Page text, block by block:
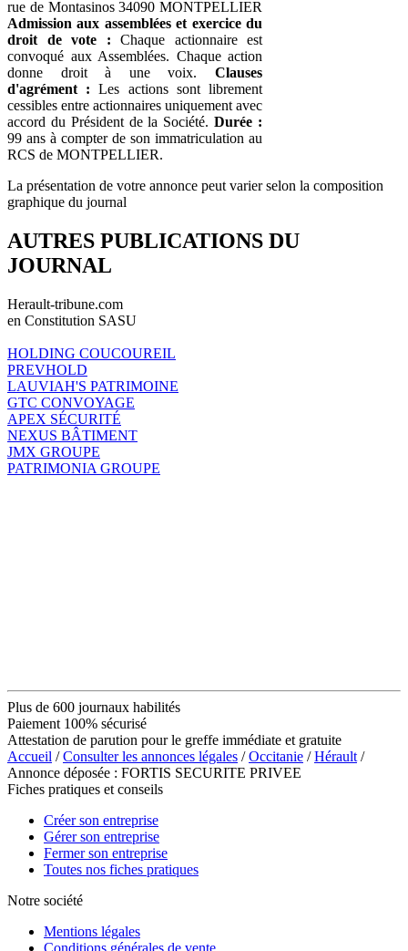
rue de Montasinos 34090 MONTPELLIER
Admission aux assemblées et exercice du
droit de vote : Chaque actionnaire est
convoqué aux Assemblées. Chaque action
donne droit à une voix. Clauses
d'agrément : Les actions sont librement
cessibles entre actionnaires uniquement avec
accord du Président de la Société.Durée :
99 ans à compter de son immatriculation au
RCS de MONTPELLIER.
La présentation de votre annonce peut varier selon la composition
graphique du journal
AUTRES PUBLICATIONS DU
JOURNAL
Herault-tribune.com
en Constitution SASU
HOLDING COUCOUREIL
PREVHOLD
LAUVIAH'S PATRIMOINE
GTC CONVOYAGE
APEX SÉCURITÉ
NEXUS BÂTIMENT
JMX GROUPE
PATRIMONIA GROUPE
Plus de 600 journaux habilités
Paiement 100% sécurisé
Attestation de parution pour le greffe immédiate et gratuite
Accueil /Consulter les annonces légales /Occitanie /Hérault /
Annonce déposée : FORTIS SECURITE PRIVEE
Fiches pratiques et conseils
Créer son entreprise
Gérer son entreprise
Fermer son entreprise
Toutes nos fiches pratiques
Notre société
Mentions légales
Conditions générales de vente